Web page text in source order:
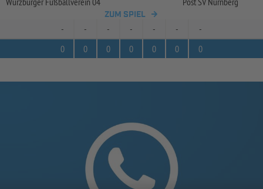
ZUM SPIEL
- - - - - -
-
0
0 0 0 0 0 0